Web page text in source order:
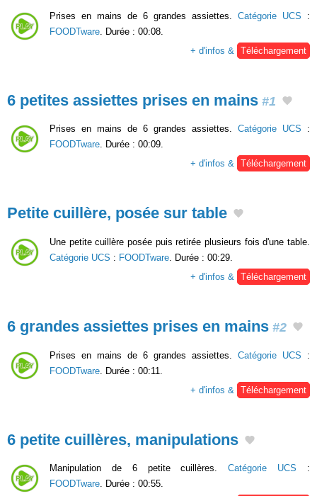
Prises en mains de 6 grandes assiettes. Catégorie UCS :
FOODTware . Durée : 00:08.
+ d'infos &
Téléchargement
6 petites assiettes prises en mains #1
Prises en mains de 6 grandes assiettes. Catégorie UCS :
FOODTware. Durée : 00:09.
+ d'infos & Téléchargement
Petite cuillère, posée sur table
Une petite cuillère posée puis retirée plusieurs fois d'une table.
Catégorie UCS : FOODTware. Durée : 00:29.
+ d'infos & Téléchargement
6 grandes assiettes prises en mains #2
Prises en mains de 6 grandes assiettes. Catégorie UCS :
FOODTware . Durée : 00:11.
+ d'infos &
Téléchargement
6 petite cuillères, manipulations
Manipulation de 6 petite cuillères.Catégorie UCS :
FOODTware. Durée : 00:55.